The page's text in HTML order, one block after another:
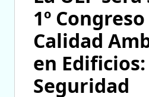
1º
Calidad
en
Seguridad